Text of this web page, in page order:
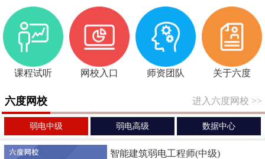
课程试听 网校入口 师资团队 关于六度
六度网校 进入六度网校 >>
弱电中级 弱电高级 数据中心
智能建筑弱电工程师(中级)